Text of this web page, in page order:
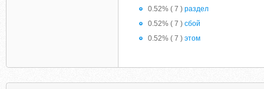
0.52% ( 7 ) раздел
0.52% ( 7 ) сбой
0.52% ( 7 ) этом